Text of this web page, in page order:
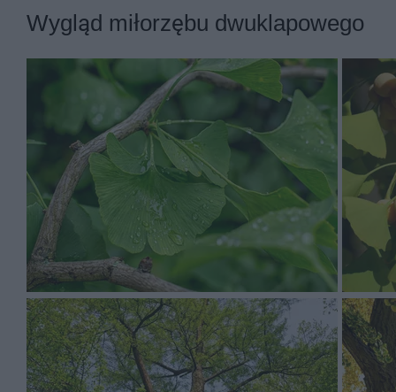
Miłorząb dwuklapowy znana pod łacińską nazwą
Jej miejsce pochodzenia to Chiny Południowo-
przydomowy, ogród leśny, ogród japoński i ogród
Podstawowymi walorami miłorzębu dwuklapowego
liści i długowieczna. Miłorząb chiński jest lecznicza.
Miłorząb japoński rośnie rocznie od 15 do 25 cm i po
dwuklapowego jest wyprostowany i rozłożysty.
Miłorząb japoński ma kwiaty w kolorach takich jak
Miłorząb dwudzielny to roślina, którą sadzimy w
półzacienione, a sama uprawa jest łatwa. Idealny
Najczęściej spotykane choroby dotykające tą roślinę
cyklicznego przycinania.
Wygląd miłorzębu dwuklapowego